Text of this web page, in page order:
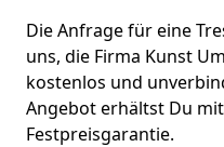
Die Anfrage für eine
uns, die Firma Kunst
kostenlos und
Angebot erhältst Du
Festpreisgarantie.